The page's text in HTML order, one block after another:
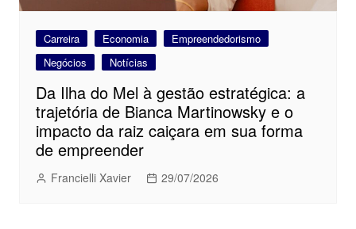
Carreira Economia
Empreendedorismo
Negócios
Notícias
Da Ilha do Mel à gestão estratégica: a
trajetória de Bianca Martinowsky e o
impacto da raiz caiçara em sua forma
de empreender
Francielli Xavier 29/07/2026